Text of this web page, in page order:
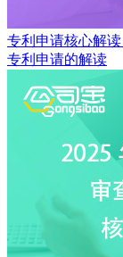
专利申请核心解
专利申请的解读